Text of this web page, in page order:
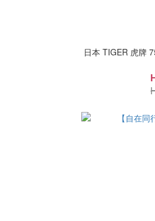
日本 TIGER 虎牌